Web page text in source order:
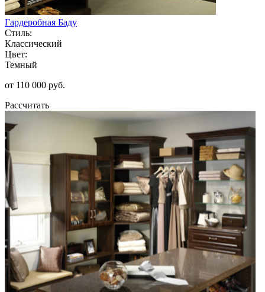
Гардеробная Баду
Стиль:
Классический
Цвет:
Темный
от 110 000 руб.
Рассчитать